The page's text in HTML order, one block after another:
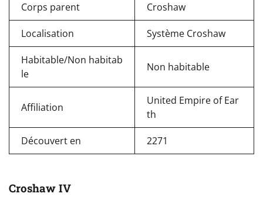
Corps parent Croshaw
Localisation Système Croshaw
Habitable/Non habitab
le
Non habitable
Affiliation
United Empire of Ear
th
Découvert en 2271
Croshaw IV